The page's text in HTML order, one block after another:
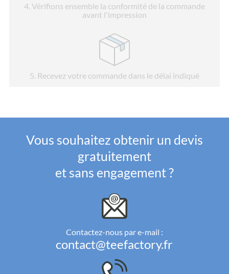
4. Vérifions ensemble la conformité de la commande
avant l'impression
5 . Recevez votre commande dans le délai indiqué
Vous souhaitez obtenir un devis
gratuitement
et sans engagement ?
Contactez-nous par e-mail :
contact@teefactory.fr